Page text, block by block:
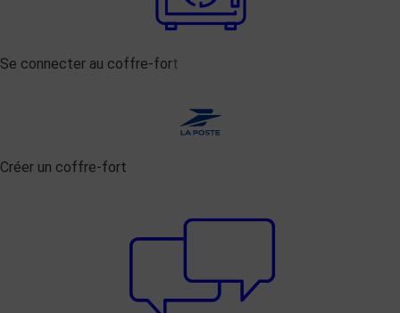
Se connecter au coffre-fort
Créer un coffre-fort